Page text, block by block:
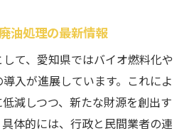
油処理の最新情報
て、愛知県ではバイオ燃料化や
入が進展しています。これによ
減しつつ、新たな財源を創出す
体的には、行政と民間業者の連